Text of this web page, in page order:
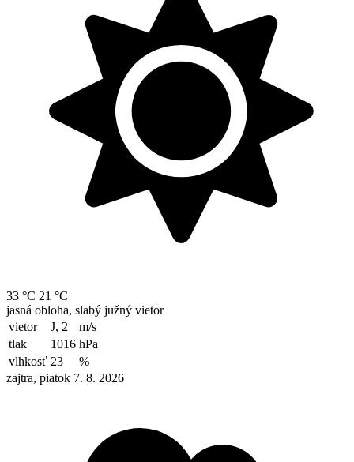
33 °C 21 °C
jasná obloha, slabý južný vietor
vietor
J, 2
m/s
tlak
1016 hPa
vlhkosť 23
%
zajtra, piatok 7. 8. 2026